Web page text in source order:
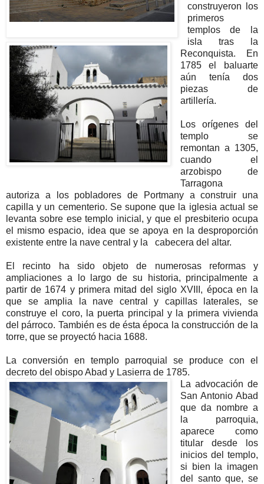
construyeron los
primeros
templos de la
isla tras la
Reconquista. En
1785 el baluarte
aún tenía dos
piezas de
artillería.
Los orígenes del
templo se
remontan a 1305,
cuando el
arzobispo de
Tarragona
autoriza a los pobladores de Portmany a construir una
capilla y un cementerio. Sesupone que la iglesia actual se
levanta sobre ese templo inicial, y que el presbiterio ocupa
el mismo espacio, idea que se apoya en la desproporción
existente entre la nave central y la cabecera del altar.
El recinto ha sido objeto de numerosas reformas y
ampliaciones a lo largo de su historia, principalmente a
partir de 1674 y primera mitad del siglo XVIII, época en la
que se amplia la nave central y capillas laterales, se
construye el coro, la puerta principal y la primera vivienda
del párroco. También es de ésta época la construcción de la
torre, que se proyectó hacia 1688.
La conversión en templo parroquial se produce con el
decreto del obispo Abad y Lasierra de 1785.
La advocación de
San Antonio Abad
que da nombre a
la parroquia,
aparece como
titular desde los
inicios del templo,
si bien la imagen
del santo que, se